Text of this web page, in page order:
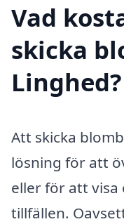
Vad
skicka
Linghed?
Att skicka
lösning för att
eller för att visa
tillfällen.